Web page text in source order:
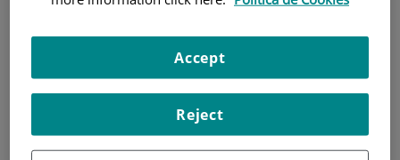
CONVOCATORIA de una
plaza de Técnico de
Laboratorio PEJ-2019-
TL/BMD-14472
Reject
Accept